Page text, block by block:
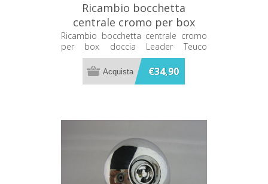
Ricambio bocchetta
centrale cromo per box
doccia Leader Teuco
8100145236
Ricambio bocchetta centrale cromo
per box doccia Leader Teuco
8100145236
€34,90